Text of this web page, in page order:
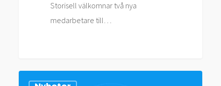
Storisell välkomnar två nya
medarbetare till…